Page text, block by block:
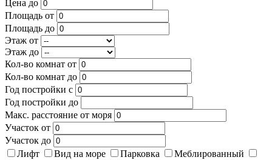
Цена до
Площадь от
Площадь до
Этаж от
Этаж до
Кол-во комнат от
Кол-во комнат до
Год постройки с
Год постройки до
Макс. расстояние от моря
Участок от
Участок до
Лифт
Вид на море Парковка
Меблированный